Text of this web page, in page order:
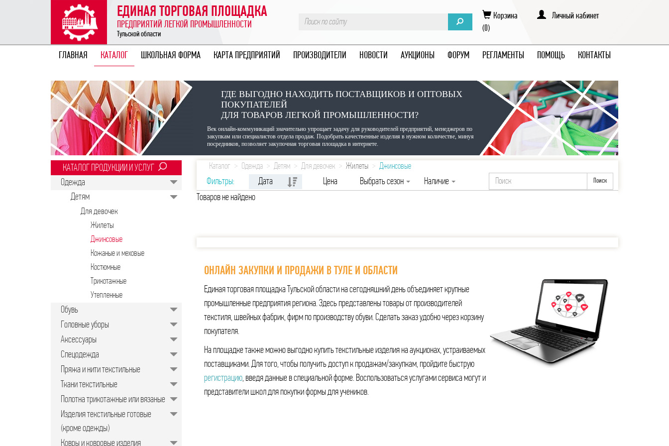
ЕДИНАЯ ТОРГОВАЯ ПЛОЩАДКА
ПРЕДПРИЯТИЙ ЛЕГКОЙ ПРОМЫШЛЕННОСТИ
Тульской области
Корзина
(0)
Личный кабинет
ГЛАВНАЯ КАТАЛОГ ШКОЛЬНАЯ ФОРМА КАРТА ПРЕДПРИЯТИЙ ПРОИЗВОДИТЕЛИ НОВОСТИ АУКЦИОНЫ ФОРУМ РЕГЛАМЕНТЫ ПОМОЩЬ КОНТАКТЫ
ГДЕ ВЫГОДНО НАХОДИТЬ ПОСТАВЩИКОВ И ОПТОВЫХ
ПОКУПАТЕЛЕЙ
ДЛЯ ТОВАРОВ ЛЕГКОЙ ПРОМЫШЛЕННОСТИ?
Век онлайн-коммуникаций значительно упрощает задачу для руководителей предприятий, менеджеров по
закупкам или специалистов отдела продаж. Подобрать качественные изделия в нужном количестве, минуя
посредников, позволяет закупочная торговая площадка в интернете.
КАТАЛОГ ПРОДУКЦИИ И УСЛУГ
Одежда
Детям
Для девочек
Жилеты
Джинсовые
Кожаные и меховые
Костюмные
Трикотажные
Утепленные
Обувь
Головные уборы
Аксессуары
Спецодежда
Пряжа и нити текстильные
Ткани текстильные
Полотна трикотажные или вязаные
Изделия текстильные готовые
(кроме одежды)
Ковры и ковровые изделия
Каталог Одежда Детям Для девочек Жилеты Джинсовые
Фильтры: Дата Цена Выбрать сезон Наличие Поиск
Товаров не найдено
ОНЛАЙН ЗАКУПКИ И ПРОДАЖИ В ТУЛЕ И ОБЛАСТИ
Единая торговая площадка Тульской области на сегодняшний день объединяет крупные
промышленные предприятия региона. Здесь представлены товары от производителей
текстиля, швейных фабрик, фирм по производству обуви. Сделать заказ удобно через корзину
покупателя.
На площадке также можно выгодно купить текстильные изделия на аукционах, устраиваемых
поставщиками. Для того, чтобы получить доступ к продажам/закупкам, пройдите быструю
регистрацию, введя данные в специальной форме. Воспользоваться услугами сервиса могут и
представители школ для покупки формы для учеников.